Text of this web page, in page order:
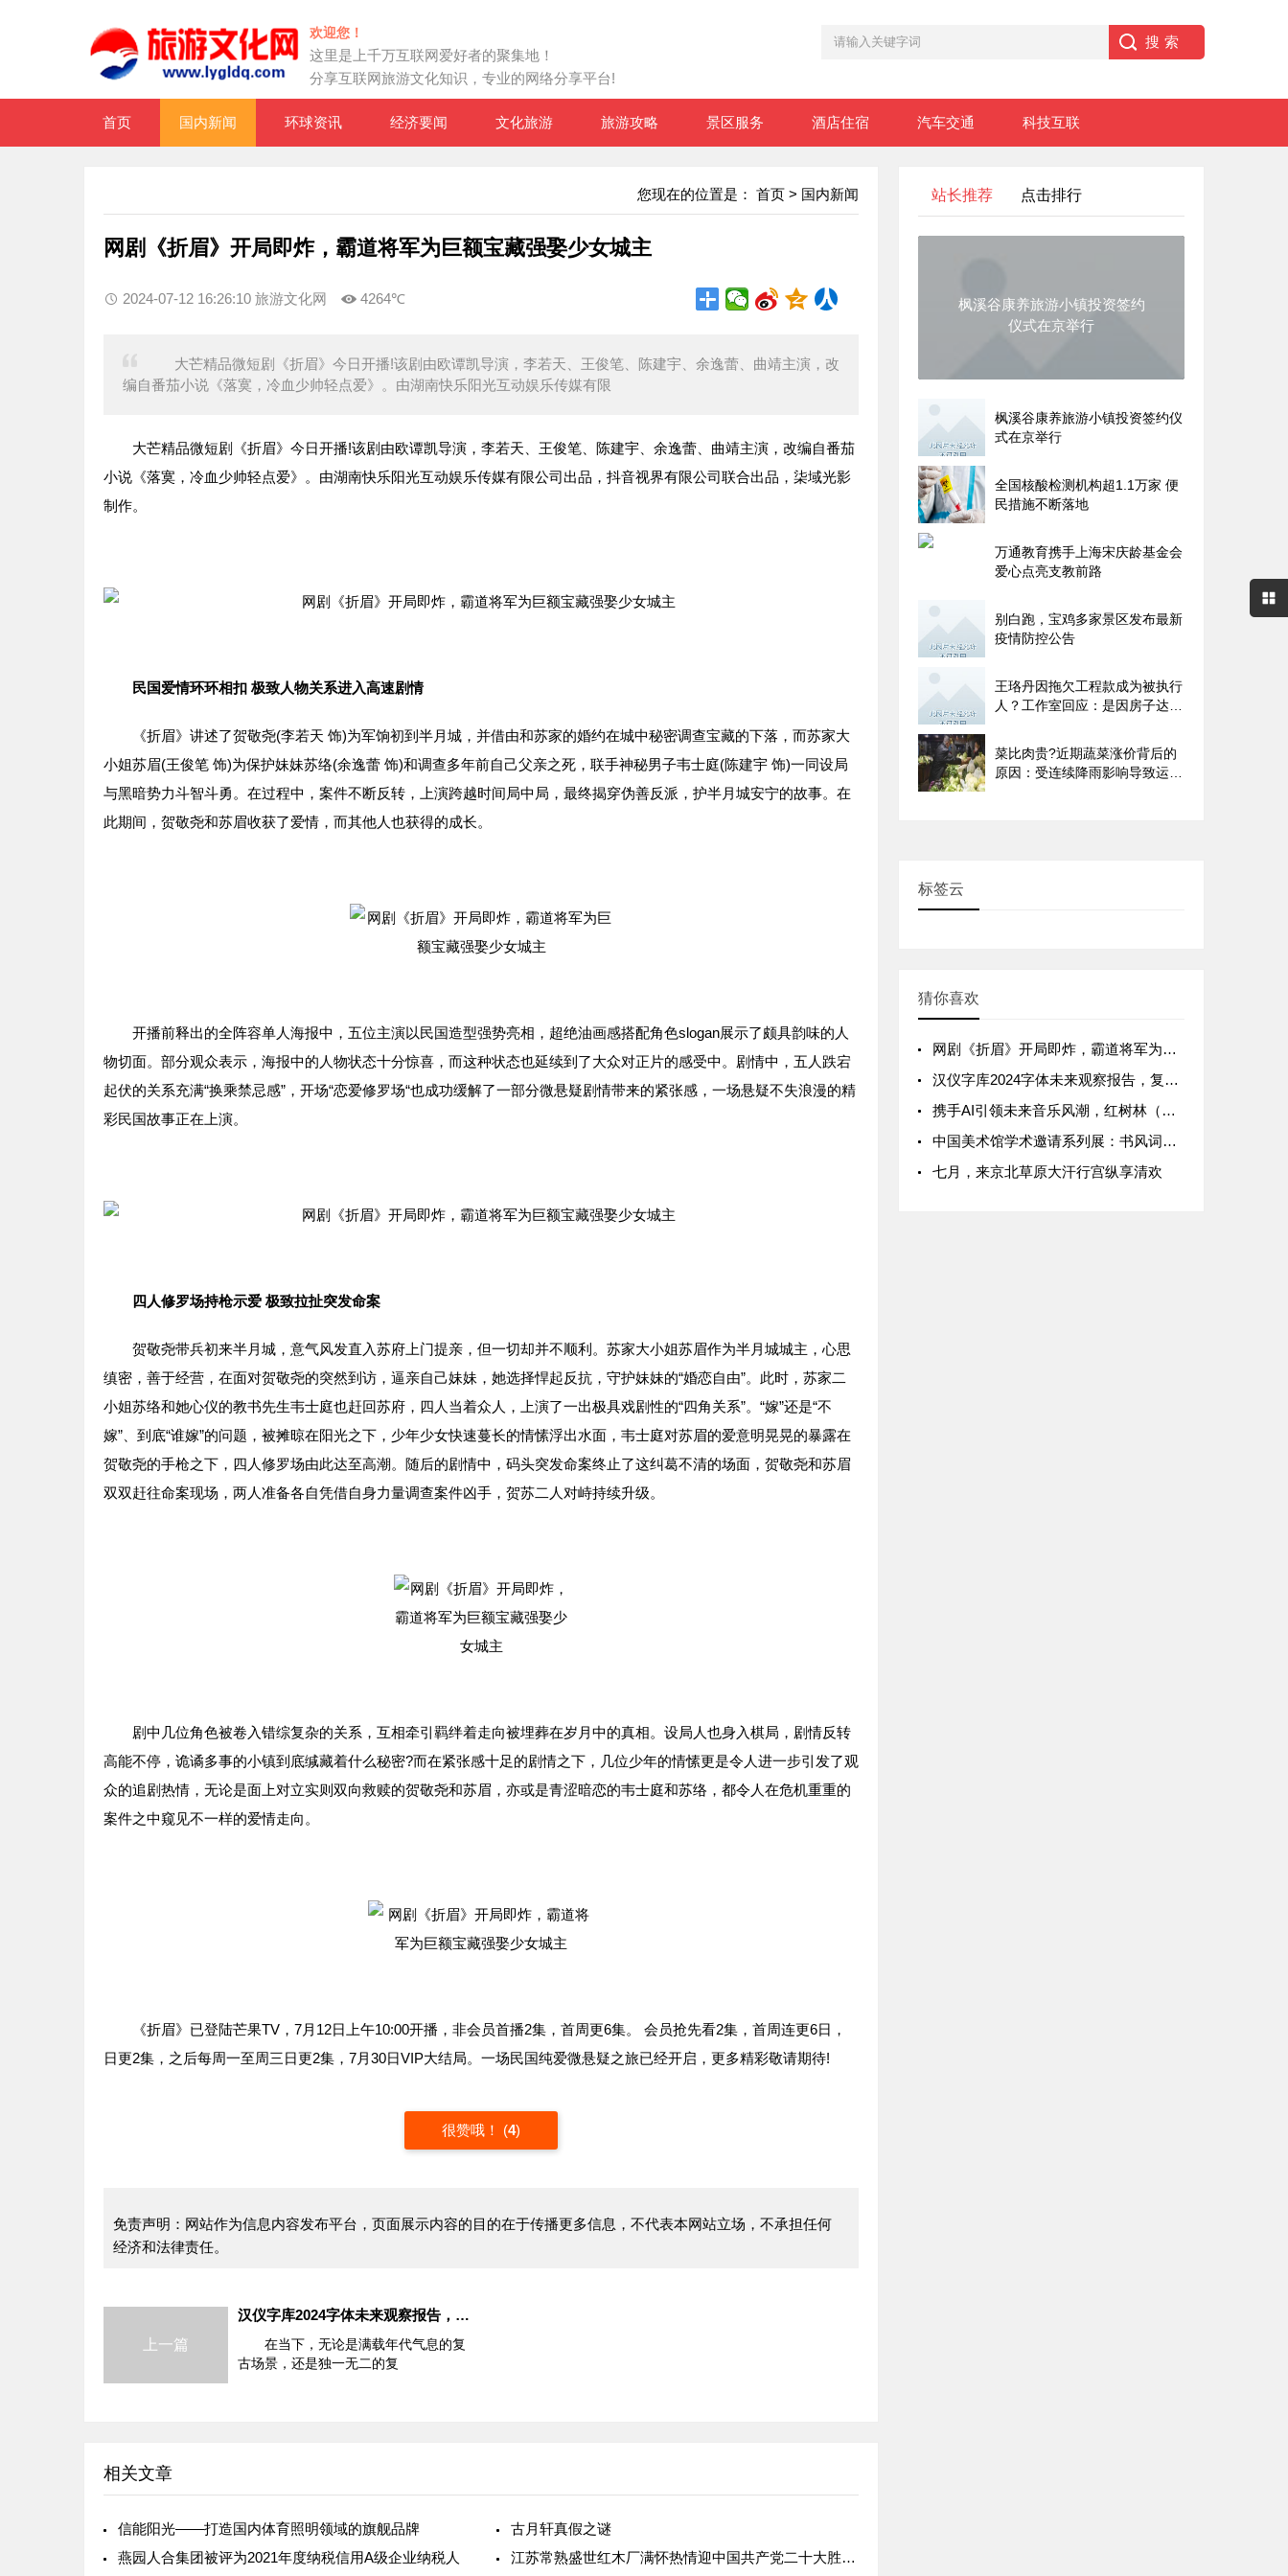
欢迎您！
这里是上千万互联网爱好者的聚集地！
分享互联网旅游文化知识，专业的网络分享平台!
首页 国内新闻 环球资讯 经济要闻 文化旅游 旅游攻略 景区服务 酒店住宿 汽车交通 科技互联
您现在的位置是： 首页 > 国内新闻
网剧《折眉》开局即炸，霸道将军为巨额宝藏强娶少女城主
2024-07-12 16:26:10 旅游文化网 4264℃
大芒精品微短剧《折眉》今日开播!该剧由欧谭凯导演，李若天、王俊笔、陈建宇、余逸蕾、曲靖主演，改
编自番茄小说《落寞，冷血少帅轻点爱》。由湖南快乐阳光互动娱乐传媒有限
大芒精品微短剧《折眉》今日开播!该剧由欧谭凯导演，李若天、王俊笔、陈建宇、余逸蕾、曲靖主演，改编自番茄
小说《落寞，冷血少帅轻点爱》。由湖南快乐阳光互动娱乐传媒有限公司出品，抖音视界有限公司联合出品，柒域光影
制作。
民国爱情环环相扣 极致人物关系进入高速剧情
《折眉》讲述了贺敬尧(李若天 饰)为军饷初到半月城，并借由和苏家的婚约在城中秘密调查宝藏的下落，而苏家大
小姐苏眉(王俊笔 饰)为保护妹妹苏络(余逸蕾 饰)和调查多年前自己父亲之死，联手神秘男子韦士庭(陈建宇 饰)一同设局
与黑暗势力斗智斗勇。在过程中，案件不断反转，上演跨越时间局中局，最终揭穿伪善反派，护半月城安宁的故事。在
此期间，贺敬尧和苏眉收获了爱情，而其他人也获得的成长。
开播前释出的全阵容单人海报中，五位主演以民国造型强势亮相，超绝油画感搭配角色slogan展示了颇具韵味的人
物切面。部分观众表示，海报中的人物状态十分惊喜，而这种状态也延续到了大众对正片的感受中。剧情中，五人跌宕
起伏的关系充满“换乘禁忌感”，开场“恋爱修罗场“也成功缓解了一部分微悬疑剧情带来的紧张感，一场悬疑不失浪漫的精
彩民国故事正在上演。
四人修罗场持枪示爱 极致拉扯突发命案
贺敬尧带兵初来半月城，意气风发直入苏府上门提亲，但一切却并不顺利。苏家大小姐苏眉作为半月城城主，心思
缜密，善于经营，在面对贺敬尧的突然到访，逼亲自己妹妹，她选择悍起反抗，守护妹妹的“婚恋自由”。此时，苏家二
小姐苏络和她心仪的教书先生韦士庭也赶回苏府，四人当着众人，上演了一出极具戏剧性的“四角关系”。“嫁”还是“不
嫁”、到底“谁嫁”的问题，被摊晾在阳光之下，少年少女快速蔓长的情愫浮出水面，韦士庭对苏眉的爱意明晃晃的暴露在
贺敬尧的手枪之下，四人修罗场由此达至高潮。随后的剧情中，码头突发命案终止了这纠葛不清的场面，贺敬尧和苏眉
双双赶往命案现场，两人准备各自凭借自身力量调查案件凶手，贺苏二人对峙持续升级。
剧中几位角色被卷入错综复杂的关系，互相牵引羁绊着走向被埋葬在岁月中的真相。设局人也身入棋局，剧情反转
高能不停，诡谲多事的小镇到底缄藏着什么秘密?而在紧张感十足的剧情之下，几位少年的情愫更是令人进一步引发了观
众的追剧热情，无论是面上对立实则双向救赎的贺敬尧和苏眉，亦或是青涩暗恋的韦士庭和苏络，都令人在危机重重的
案件之中窥见不一样的爱情走向。
《折眉》已登陆芒果TV，7月12日上午10:00开播，非会员首播2集，首周更6集。 会员抢先看2集，首周连更6日，
日更2集，之后每周一至周三日更2集，7月30日VIP大结局。一场民国纯爱微悬疑之旅已经开启，更多精彩敬请期待!
很赞哦！ (4)
免责声明：网站作为信息内容发布平台，页面展示内容的目的在于传播更多信息，不代表本网站立场，不承担任何
经济和法律责任。
上一篇
汉仪字库2024字体未来观察报告，复古新摩登怀旧风来袭
在当下，无论是满载年代气息的复
古场景，还是独一无二的复
相关文章
信能阳光——打造国内体育照明领域的旗舰品牌
古月轩真假之谜
燕园人合集团被评为2021年度纳税信用A级企业纳税人
江苏常熟盛世红木厂满怀热情迎中国共产党二十大胜利召开
站长推荐 点击排行
枫溪谷康养旅游小镇投资签约
仪式在京举行
枫溪谷康养旅游小镇投资签约仪
式在京举行
全国核酸检测机构超1.1万家 便
民措施不断落地
万通教育携手上海宋庆龄基金会
爱心点亮支教前路
别白跑，宝鸡多家景区发布最新
疫情防控公告
王珞丹因拖欠工程款成为被执行
人？工作室回应：是因房子达不
菜比肉贵?近期蔬菜涨价背后的
原因：受连续降雨影响导致运输
标签云
猜你喜欢
网剧《折眉》开局即炸，霸道将军为巨额宝藏强娶少女城主
汉仪字库2024字体未来观察报告，复古新摩登怀旧风来袭
携手AI引领未来音乐风潮，红树林（Mangrove）流行音乐创作大赛正式启动
中国美术馆学术邀请系列展：书风词韵——王振书法展
七月，来京北草原大汗行宫纵享清欢